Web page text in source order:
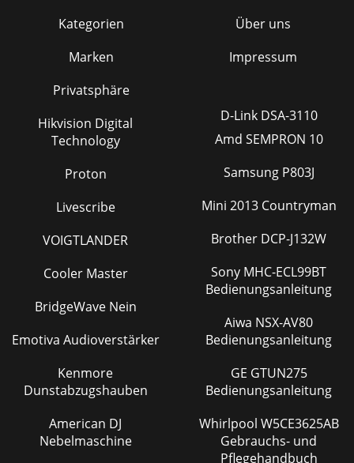
Kategorien
Marken
Privatsphäre
Über uns
Impressum
Hikvision Digital
Technology
Proton
Livescribe
VOIGTLANDER
Cooler Master
BridgeWave Nein
Emotiva Audioverstärker
Kenmore
Dunstabzugshauben
American DJ
Nebelmaschine
D-Link DSA-3110
Amd SEMPRON 10
Samsung P803J
Mini 2013 Countryman
Brother DCP-J132W
Sony MHC-ECL99BT
Bedienungsanleitung
Aiwa NSX-AV80
Bedienungsanleitung
GE GTUN275
Bedienungsanleitung
Whirlpool W5CE3625AB
Gebrauchs- und
Pflegehandbuch